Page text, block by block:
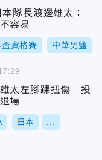
隊長渡邊雄太：
容易
資格賽 中華男籃
太左腳踝扭傷 投
場
日本